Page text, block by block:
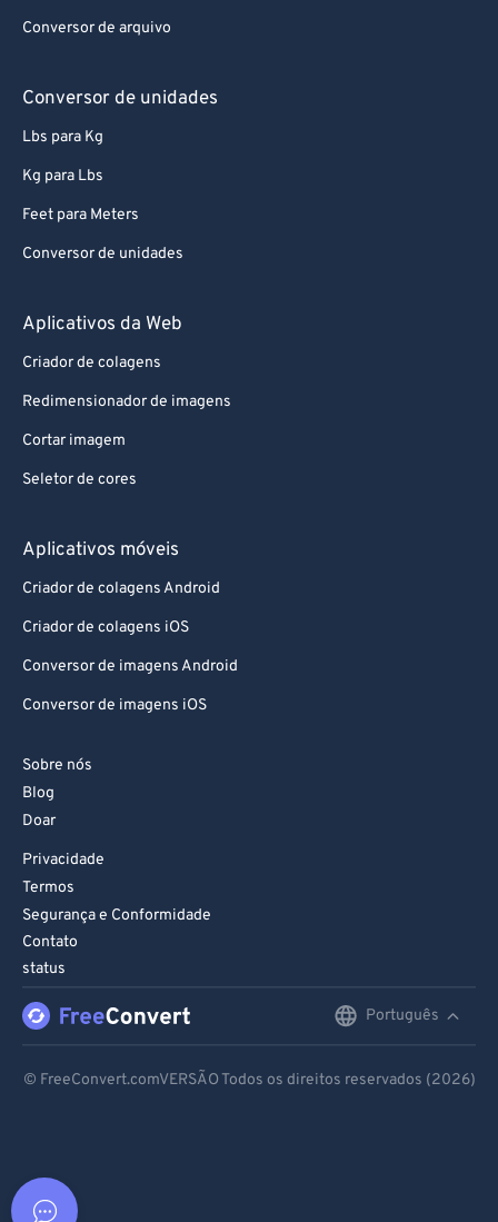
Conversor de arquivo
Conversor de unidades
Lbs para Kg
Kg para Lbs
Feet para Meters
Conversor de unidades
Aplicativos da Web
Criador de colagens
Redimensionador de imagens
Cortar imagem
Seletor de cores
Aplicativos móveis
Criador de colagens Android
Criador de colagens iOS
Conversor de imagens Android
Conversor de imagens iOS
Sobre nós
Blog
Doar
Privacidade
Termos
Segurança e Conformidade
Contato
status
Português
© FreeConvert.comVERSÃO Todos os direitos reservados (2026)